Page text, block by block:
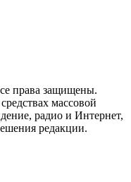
права защищены.
массовой
радио и Интернет,
редакции.